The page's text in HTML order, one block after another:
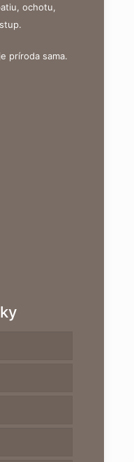
ochotu,
príroda sama.